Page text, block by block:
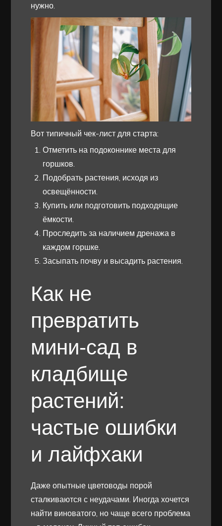
нужно.
Вот типичный чек-лист для старта:
Отметить на подоконнике места для
горшков.
Подобрать растения, исходя из
освещённости.
Купить или подготовить подходящие
ёмкости.
Проследить за наличием дренажа в
каждом горшке.
Засыпать почву и высадить растения.
Как не
превратить
мини-сад в
кладбище
растений:
частые ошибки
и лайфхаки
Даже опытные цветоводы порой
сталкиваются с неудачами. Иногда хочется
найти виноватого, но чаще всего проблема